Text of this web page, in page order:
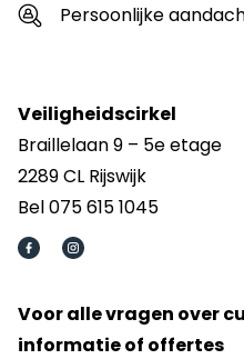
Persoonlijke
Veiligheidscirkel
Braillelaan 9 – 5e etage
2289 CL Rijswijk
Bel 075 615 1045
Voor alle vragen over
informatie of offertes